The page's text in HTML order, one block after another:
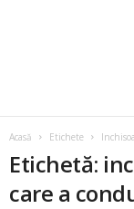
Acasă Etichete
Etichetă:
care a